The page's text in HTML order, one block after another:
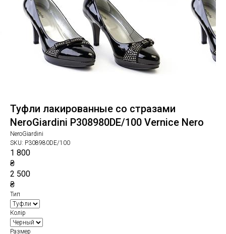
Туфли лакированные со стразами
NeroGiardini P308980DE/100 Vernice Nero
NeroGiardini
SKU: P308980DE/100
1 800
₴
2 500
₴
Тип
Колір
Размер